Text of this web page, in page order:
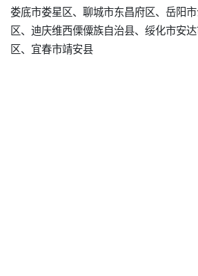
娄底市娄星区、聊城市东昌府区、岳阳
区、迪庆维西傈僳族自治县、绥化市安
区、宜春市靖安县